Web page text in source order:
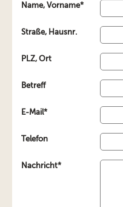
Name, Vorname*
Straße, Hausnr.
PLZ, Ort
Betreff
E-Mail*
Telefon
Nachricht*